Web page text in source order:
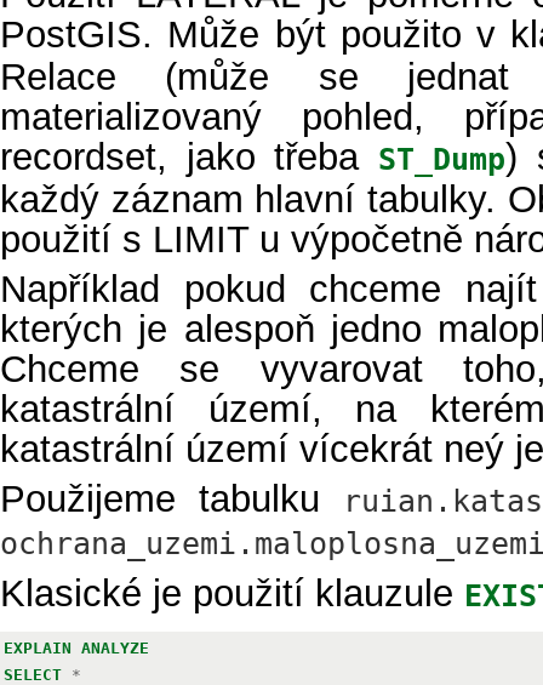
PostGIS. Může být použito v
Relace (může se jednat
materializovaný pohled,
recordset, jako třeba ST_Dump)
každý záznam hlavní tabulky.
použití s LIMIT u výpočetně
Například pokud chceme
kterých je alespoň jedno
Chceme se vyvarovat
katastrální území, na
katastrální území vícekrát neý
Použijeme tabulku
Klasické je použití klauzule
EXPLAIN ANALYZE
SELECT *